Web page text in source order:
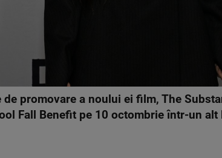
promovare a noului ei film, The
Fall Benefit pe 10 octombrie într-un